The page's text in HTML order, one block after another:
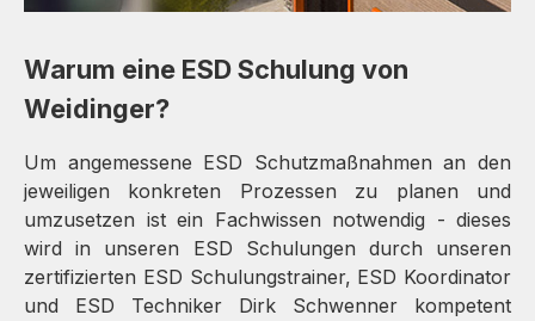
Warum eine ESD Schulung von
Weidinger?
Um angemessene ESD Schutzmaßnahmen an den
jeweiligen konkreten Prozessen zu planen und
umzusetzen ist ein Fachwissen notwendig - dieses
wird in unseren ESD Schulungen durch unseren
zertifizierten ESD Schulungstrainer, ESD Koordinator
und ESD Techniker Dirk Schwenner kompetent